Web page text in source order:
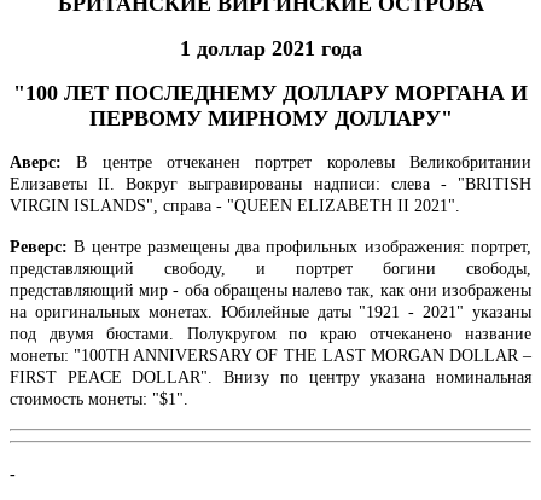
1 доллар 2021 года
"100 ЛЕТ ПОСЛЕДНЕМУ ДОЛЛАРУ МОРГАНА И
ПЕРВОМУ МИРНОМУ ДОЛЛАРУ"
Аверс: В центре отчеканен портрет королевы Великобритании
Елизаветы II. Вокруг выгравированы надписи: слева - "BRITISH
VIRGIN ISLANDS", справа - "QUEEN ELIZABETH II 2021".
Реверс: В центре размещеныдва профильных изображения: портрет,
представляющий свободу, и портрет богини свободы,
представляющий мир - оба обращены налево так, как они изображены
на оригинальных монетах. Юбилейные даты "1921 - 2021" указаны
под двумя бюстами. Полукругом по краю отчеканено название
монеты: "100TH ANNIVERSARY OF THE LAST MORGAN DOLLAR –
FIRST PEACE DOLLAR". Внизу по центру указана номинальная
стоимость монеты: "$1".
-